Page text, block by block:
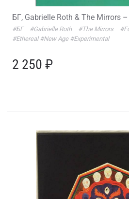
БГ, Gabrielle Roth & The Mirrors
#БГ #Gabrielle Roth #The Mirrors
#Ethereal #New Age #Experimental
2 250 ₽